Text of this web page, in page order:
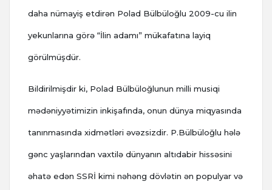
daha nümayiş etdirən Polad Bülbüloğlu 2009-cu ilin
yekunlarına görə “İlin adamı” mükafatına layiq
görülmüşdür.
Bildirilmişdir ki, Polad Bülbüloğlunun milli musiqi
mədəniyyətimizin inkişafında, onun dünya miqyasında
tanınmasında xidmətləri əvəzsizdir. P.Bülbüloğlu hələ
gənc yaşlarından vaxtilə dünyanın altıdabir hissəsini
əhatə edən SSRİ kimi nəhəng dövlətin ən populyar və